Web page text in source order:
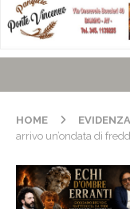
HOME EVIDENZA
arrivo un’ondata di